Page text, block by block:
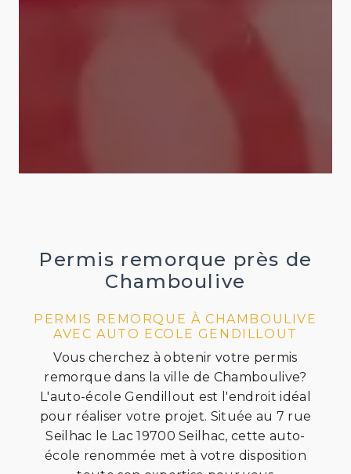
Permis remorque près de
Chamboulive
PERMIS REMORQUE À CHAMBOULIVE
AVEC AUTO ECOLE GENDILLOUT
Vous cherchez à obtenir votre permis
remorque dans la ville de Chamboulive?
L'auto-école Gendillout est l'endroit idéal
pour réaliser votre projet. Située au 7 rue
Seilhac le Lac 19700 Seilhac, cette auto-
école renommée met à votre disposition